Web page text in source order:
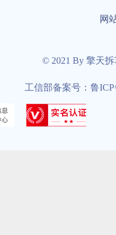
网
© 2021 By 擎天
工信部备案号：鲁